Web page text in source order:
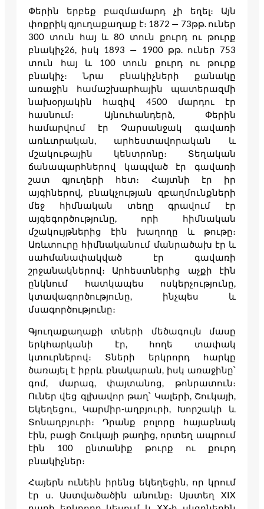
Փերին երբեք բազմամարդ չի եղել։ Այն
փոքրիկ գյուղաքաղաք է։ 1872 — 73թթ. ուներ
300 տուն հայ և 80 տուն քուրդ ու թուրք
բնակիչ26, իսկ 1893 — 1900 թթ. ուներ 753
տուն հայ և 100 տուն քուրդ ու թուրք
բնակիչ։ Նրա բնակիչների քանակը
առաջին համաշխարհային պատերազմի
նախօրյակին հազիվ 4500 մարդու էր
հասնում։ Այնուհանդերձ, Փերին
համարվում էր Չարսանջակ գավառի
առևտրական, արհեստավորական և
մշակութային կենտրոնը։ Տեղական
ճանապարհներով կապված էր գավառի
շատ գյուղերի հետ։ Հայտնի էր իր
այգիներով, բնակչության զբաղմունքների
մեջ հիմնական տեղը գրավում էր
այգեգործությունը, որի հիմնական
մշակույթներից էին խաղողը և թութը։
Առևտուրը հիմնականում մանրածախ էր և
սահմանափակված էր գավառի
շրջանակներով։ Արհեստներից աչքի էին
ընկնում հատկապես ոսկերչությունը,
կտավագործությունը, ինչպես և
մսագործությունը։
Գյուղաքաղաքի տների մեծագույն մասը
երկհարկանի էր, հողե տափակ
կտուրներով։ Տների երկրորդ հարկը
ծառայել է իբրև բնակարան, իսկ առաջինը՝
գոմ, մարագ, փայտանոց, թոնրատուն։
Ուներ վեց գլխավոր թաղ՝ Կալերի, Շուկայի,
Եկեղեցու, Կարմիր-աղբյուրի, Խորշակի և
Տոնաղբյուրի։ Դրանք բոլորը հայաբնակ
էին, բացի Շուկայի թաղից, որտեղ ապրում
էին 100 ընտանիք թուրք ու քուրդ
բնակիչներ։
Հայերն ունեին իրենց եկեղեցին, որ կրում
էր ս. Աստվածածին անունը։ Այստեղ XIX